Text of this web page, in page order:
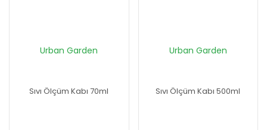
Urban Garden
Sıvı Ölçüm Kabı 70ml
Urban Garden
Sıvı Ölçüm Kabı 500ml